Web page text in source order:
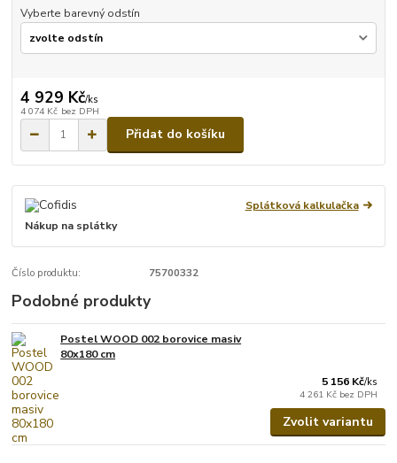
Vyberte barevný odstín
4 929 Kč/ks
4 074 Kč bez DPH
Přidat do košíku
Splátková kalkulačka
Nákup na splátky
Číslo produktu: 75700332
Podobné produkty
Postel WOOD 002 borovice masiv
80x180 cm
5 156 Kč/ks
4 261 Kč bez DPH
Zvolit variantu